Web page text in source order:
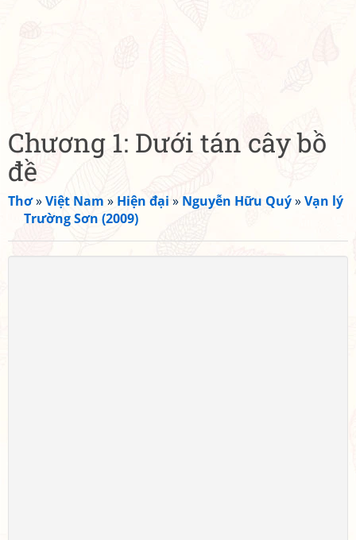
Chương 1: Dưới tán cây bồ
đề
Thơ»Việt Nam » Hiện đại » Nguyễn Hữu Quý»Vạn lý
Trường Sơn (2009)